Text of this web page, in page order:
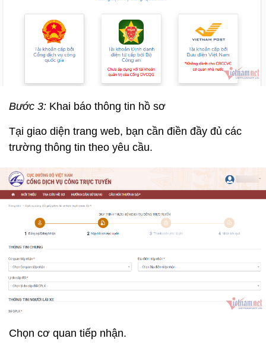
Bước 3: Khai báo thông tin hồ sơ
Tại giao diện trang web, bạn cần điền đầy đủ các
trường thông tin theo yêu cầu.
Chọn cơ quan tiếp nhận.